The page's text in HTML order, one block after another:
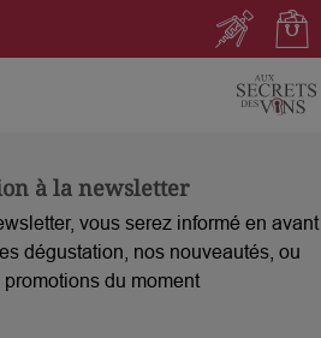
à la newsletter
vous serez informé en avant
dégustation, nos nouveautés, ou
du moment